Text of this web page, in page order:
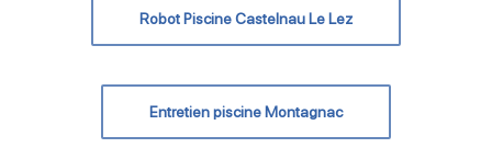
Robot Piscine Castelnau Le Lez
Entretien piscine Montagnac